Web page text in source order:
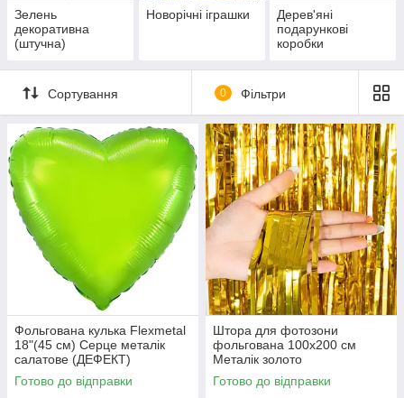
Зелень
декоративна
(штучна)
Новорічні іграшки
Дерев'яні
подарункові
коробки
Сортування 0 Фільтри
Фольгована кулька Flexmetal
18"(45 см) Серце металік
салатове (ДЕФЕКТ)
Готово до відправки
Штора для фотозони
фольгована 100х200 см
Металік золото
Готово до відправки